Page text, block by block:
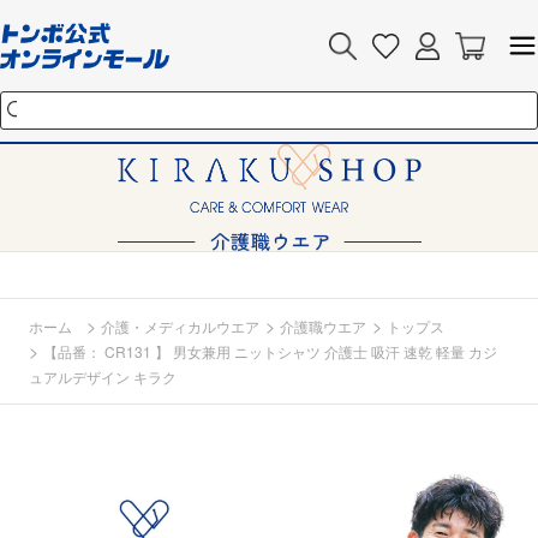
ホーム > 介護・メディカルウエア > 介護職ウエア > トップス
>
【品番： CR131 】 男女兼用 ニットシャツ 介護士 吸汗 速乾 軽量 カジ
ュアルデザイン キラク